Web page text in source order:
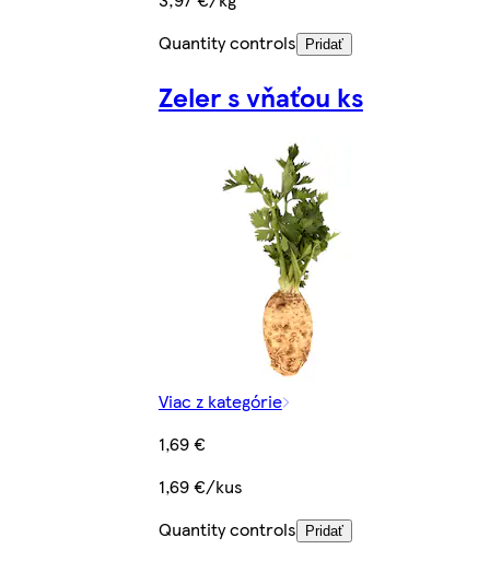
Quantity controls
Pridať
Zeler s vňaťou ks
Viac z kategórie
1,69 €
1,69 €/kus
Quantity controls
Pridať